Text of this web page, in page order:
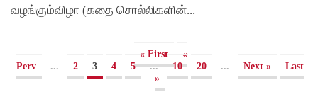
வழங்கும்விழா (கதை சொல்லிகளின்...
« First
«
Perv
... 2 3 4 5 ... 10 20 ... Next »
Last
»